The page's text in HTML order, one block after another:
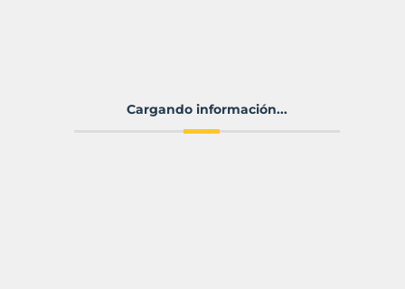
Cargando información...